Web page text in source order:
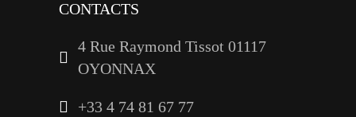
CONTACTS
4 Rue Raymond Tissot 01117
OYONNAX
+33 4 74 81 67 77